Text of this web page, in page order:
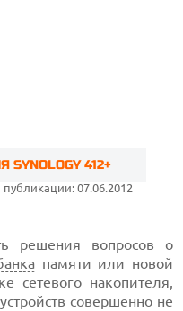
412+
публикации: 07.06.2012
решения вопросов о
памяти или новой
накопителя,
совершенно не